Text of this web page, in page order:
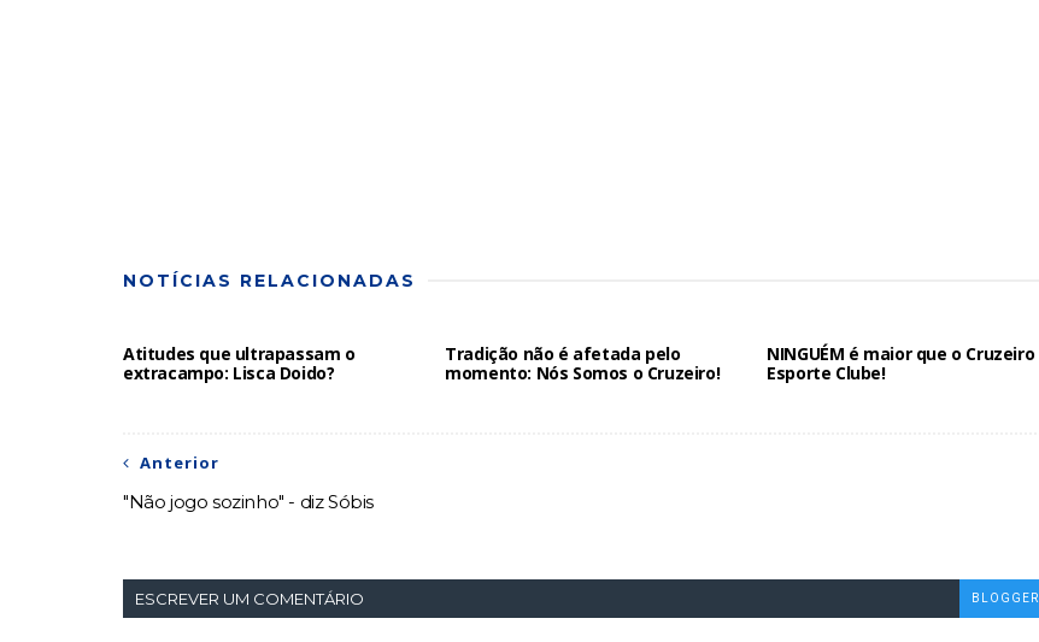
NOTÍCIAS RELACIONADAS
Atitudes que ultrapassam o
extracampo: Lisca Doido?
Tradição não é afetada pelo
momento: Nós Somos o Cruzeiro!
NINGUÉM é maior que o Cruzeiro
Esporte Clube!
Anterior
"Não jogo sozinho" - diz Sóbis
ESCREVER UM COMENTÁRIO BLOGGER